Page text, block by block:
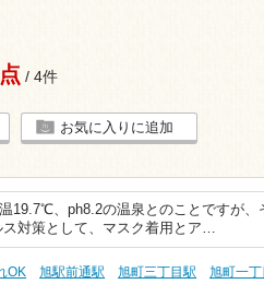
/ 4件
お気に入りに追加
19.7℃、ph8.2の温泉とのことですが、
対策として、マスク着用とア…
OK 旭駅前通駅 旭町三丁目駅
旭町一丁